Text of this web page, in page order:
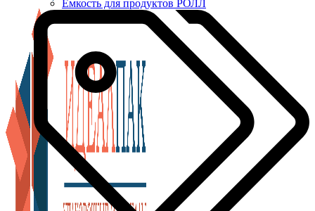
Ёмкость для продуктов РОЛЛ